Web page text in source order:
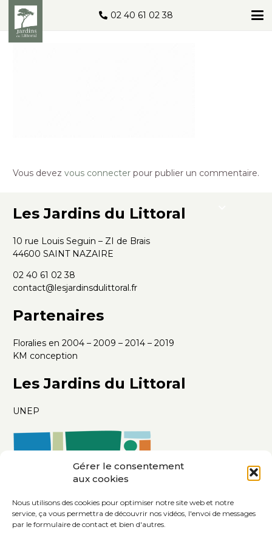
Gérer le consentement
aux cookies
Nous utilisons des cookies pour optimiser notre site web et notre
service, ça vous permettra de découvrir nos vidéos, l'envoi de messages
par le formulaire de contact et bien d'autres.
02 40 61 02 38
Vous devez vous connecter pour publier un commentaire.
Les Jardins du Littoral
10 rue Louis Seguin – ZI de Brais
44600 SAINT NAZAIRE
02 40 61 02 38
contact@lesjardinsdulittoral.fr
Partenaires
Floralies en 2004 – 2009 – 2014 – 2019
KM conception
Les Jardins du Littoral
UNEP